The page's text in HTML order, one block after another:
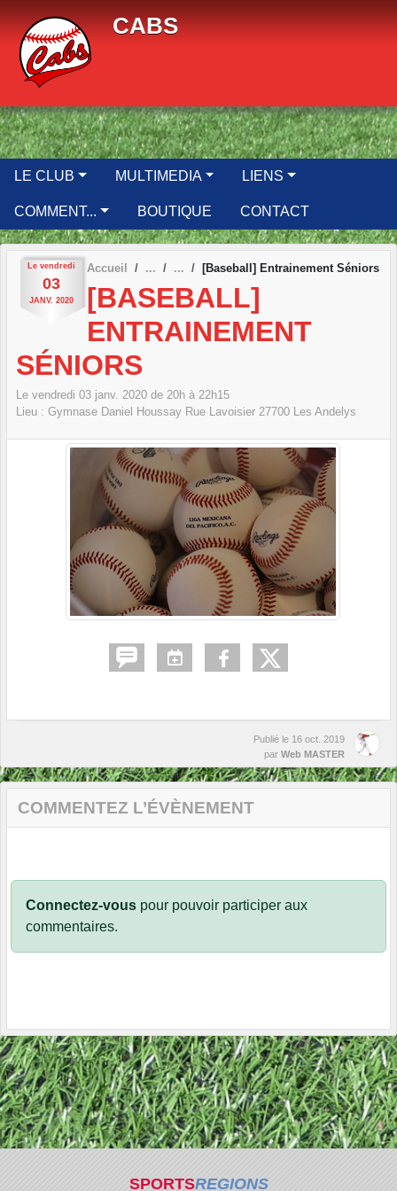
CABS
LE CLUB MULTIMEDIA LIENS
COMMENT... BOUTIQUE CONTACT
Le vendredi
03
JANV. 2020
Accueil [Baseball] Entrainement Séniors
[BASEBALL]
ENTRAINEMENT
SÉNIORS
Le vendredi 03 janv. 2020 de 20h à 22h15
Lieu : Gymnase Daniel Houssay Rue Lavoisier 27700 Les Andelys
Publié le 16 oct. 2019
par Web MASTER
COMMENTEZ L’ÉVÈNEMENT
Connectez-vous pour pouvoir participer aux
commentaires.
SPORTSREGIONS